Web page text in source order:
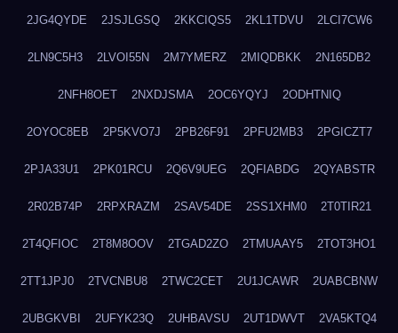
2JG4QYDE 2JSJLGSQ 2KKCIQS5 2KL1TDVU 2LCI7CW6
2LN9C5H3 2LVOI55N 2M7YMERZ 2MIQDBKK 2N165DB2
2NFH8OET 2NXDJSMA 2OC6YQYJ 2ODHTNIQ
2OYOC8EB 2P5KVO7J 2PB26F91 2PFU2MB3 2PGICZT7
2PJA33U1 2PK01RCU 2Q6V9UEG 2QFIABDG 2QYABSTR
2R02B74P 2RPXRAZM 2SAV54DE 2SS1XHM0 2T0TIR21
2T4QFIOC 2T8M8OOV 2TGAD2ZO 2TMUAAY5 2TOT3HO1
2TT1JPJ0 2TVCNBU8 2TWC2CET 2U1JCAWR 2UABCBNW
2UBGKVBI 2UFYK23Q 2UHBAVSU 2UT1DWVT 2VA5KTQ4